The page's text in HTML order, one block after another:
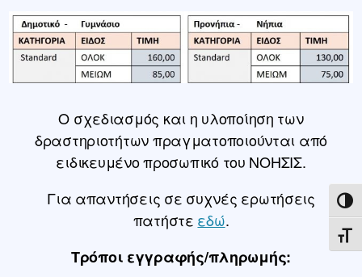
Ο σχεδιασμός και η υλοποίηση των
δραστηριοτήτων πραγματοποιούνται από
ειδικευμένο προσωπικό του ΝΟΗΣΙΣ.
Για απαντήσεις σε συχνές ερωτήσεις
πατήστε εδώ.
Τρόποι εγγραφής/πληρωμής: